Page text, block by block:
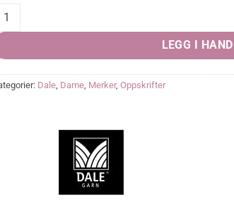
Singlet, PDF quantity
LEGG I
Dale Dame Merker, Oppskrifter